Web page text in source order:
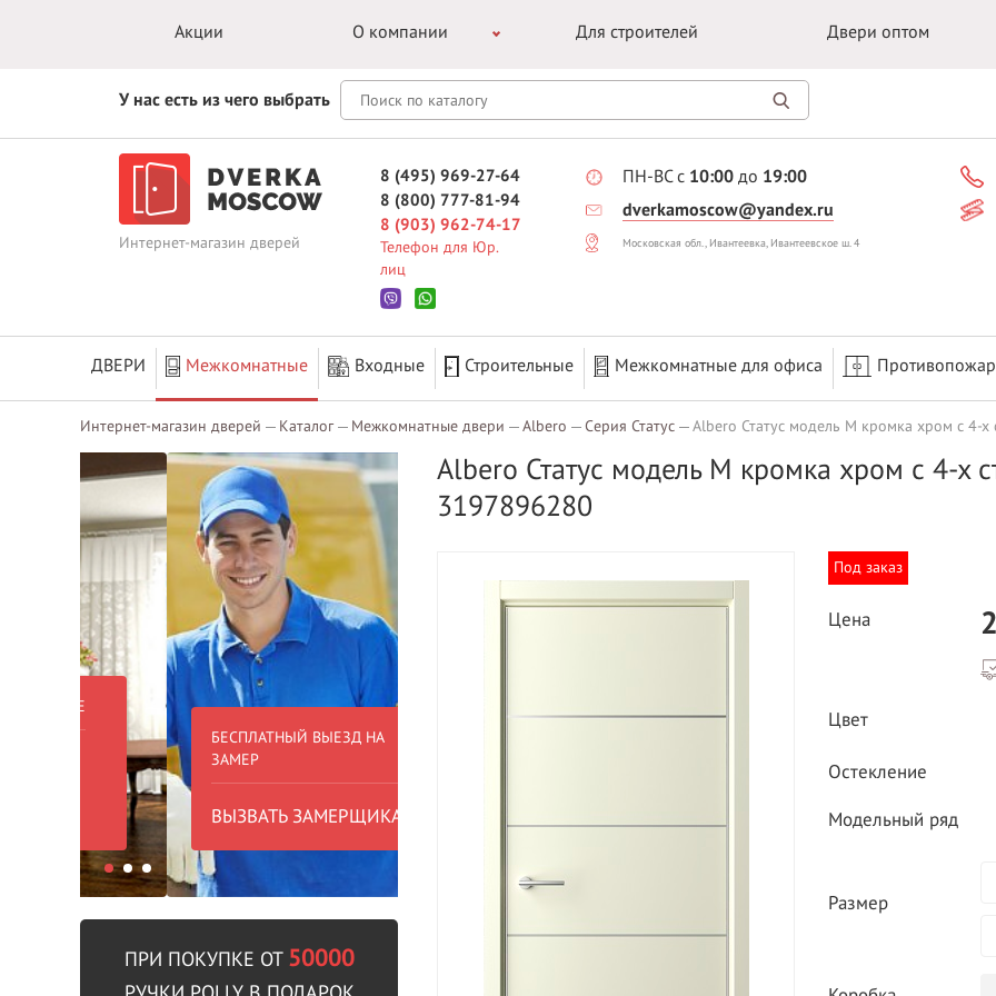
Акции О компании Для строителей Двери оптом
У нас есть из чего выбрать
Интернет-магазин дверей
8 (495) 969-27-64
8 (800) 777-81-94
8 (903) 962-74-17
Телефон для Юр.
лиц
ПН-ВС с 10:00 до 19:00
dverkamoscow@yandex.ru
Московская обл., Ивантеевка, Ивантеевское ш. 4
ДВЕРИ Межкомнатные Входные Строительные Межкомнатные для офиса
Интернет-магазин дверей Каталог Межкомнатные двери Albero Серия Статус Albero Статус модель М кромка хром с 4-х
БЕСПЛАТНЫЙ ВЫЕЗД НА
ЗАМЕР
ВЫЗВАТЬ ЗАМЕРЩИКА
Двери фабрики
выгодным ценам
ПРИ ПОКУПКЕ ОТ 50000
Albero Статус модель М кромка хром с 4-х
3197896280
Под заказ
Цена
Цвет
Остекление
Модельный ряд
Размер